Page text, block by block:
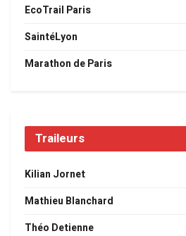
EcoTrail Paris
SaintéLyon
Marathon de Paris
Traileurs
Kilian Jornet
Mathieu Blanchard
Théo Detienne